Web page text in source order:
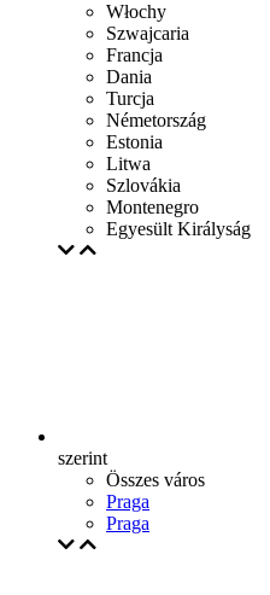
Włochy
Szwajcaria
Francja
Dania
Turcja
Németország
Estonia
Litwa
Szlovákia
Montenegro
Egyesült Királyság
szerint
Összes város
Praga
Praga